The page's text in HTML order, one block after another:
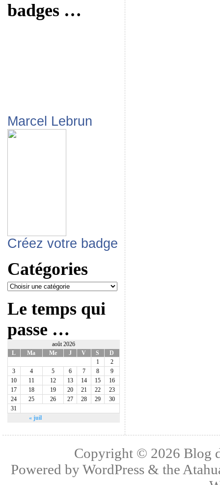
badges …
Marcel Lebrun
Créez votre badge
Catégories
Le temps qui
passe …
août 2026
L
Ma Me J V S D
« juil
1
2
3
4 5 6 7 8
9
10
11 12 13 14 15
16
17
18 19 20 21 22
23
24
25 26 27 28 29
30
31
Copyright © 2026 Blog
Powered byWordPress & the